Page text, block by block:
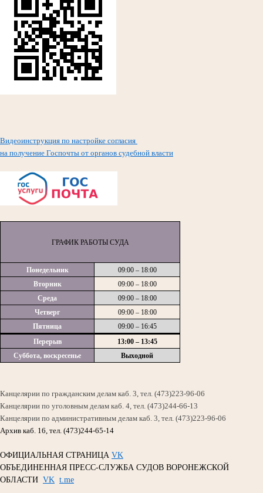
Видеоинструкция по настройке согласия
на получение Госпочты от органов судебной власти
ГРАФИК РАБОТЫ СУДА
Понедельник
09:00 – 18:00
Вторник
09:00 – 18:00
Среда
09:00 – 18:00
Четверг
09:00 – 18:00
Пятница
09:00 – 16:45
Перерыв
13:00 – 13:45
Суббота, воскресенье
Выходной
Канцелярии по гражданским делам каб. 3, тел. (473)223-96-06
Канцелярии по уголовным делам каб. 4, тел. (473)244-66-13
Канцелярии по административным делам каб. 3, тел. (473)223-96-06
Архив каб. 16, тел. (473)244-65-14
ОФИЦИАЛЬНАЯ СТРАНИЦА VK
ОБЪЕДИНЕННАЯ ПРЕСС-СЛУЖБА СУДОВ ВОРОНЕЖСКОЙ
ОБЛАСТИ VK t.me